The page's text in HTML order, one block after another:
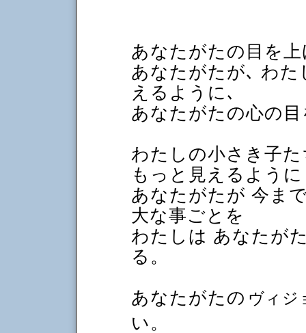
あなたがたの目を
あなたがたが､ わた
えるように､
あなたがたの心の
わたしの小さき子
もっと見えるよう
あなたがたが 今ま
大な事ごとを
わたしは あなたが
る。
あなたがたの ヴィジ
い。